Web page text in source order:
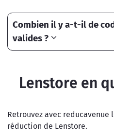
Combien il y a-t-il de
valides ?
Lenstore en
Retrouvez avec reducavenue
réduction de Lenstore.